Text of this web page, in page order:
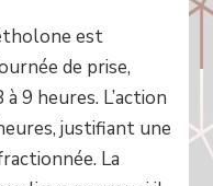
est
de prise,
9 heures. L’action
justifiant une
La